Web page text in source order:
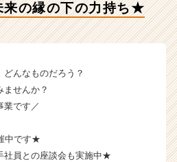
来の縁の下の力持ち★
んなものだろう？
ませんか？
業です／
中です★
社員との座談会も実施中★